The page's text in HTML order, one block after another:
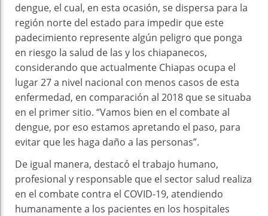
dengue, el cual, en esta ocasión, se dispersa para la
región norte del estado para impedir que este
padecimiento represente algún peligro que ponga
en riesgo la salud de las y los chiapanecos,
considerando que actualmente Chiapas ocupa el
lugar 27 a nivel nacional con menos casos de esta
enfermedad, en comparación al 2018 que se situaba
en el primer sitio. “Vamos bien en el combate al
dengue, por eso estamos apretando el paso, para
evitar que les haga daño a las personas”.
De igual manera, destacó el trabajo humano,
profesional y responsable que el sector salud realiza
en el combate contra el COVID-19, atendiendo
humanamente a los pacientes en los hospitales